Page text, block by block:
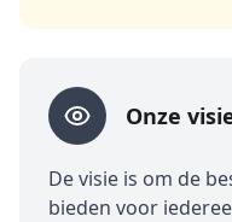
Onze
De visie is om de
bieden voor